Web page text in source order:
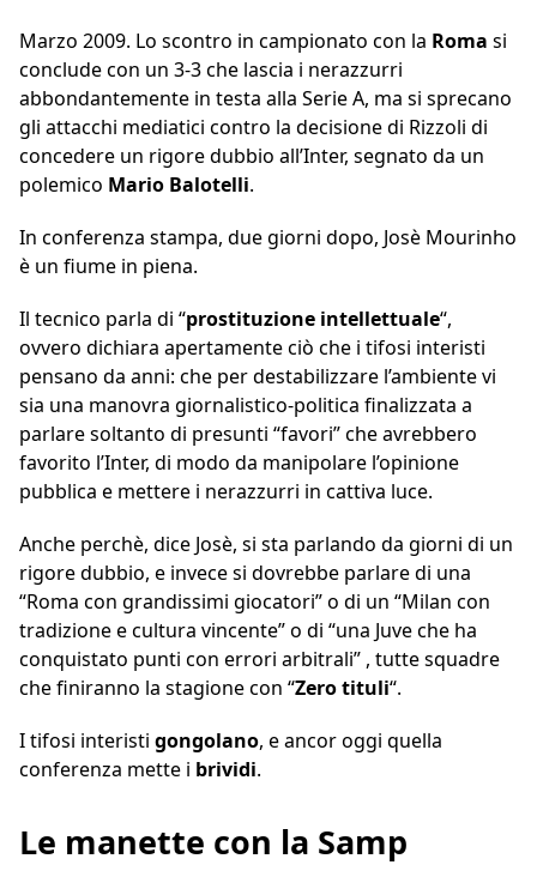
Marzo 2009. Lo scontro in campionato con la Roma si
conclude con un 3-3 che lascia i nerazzurri
abbondantemente in testa alla Serie A, ma si sprecano
gli attacchi mediatici contro la decisione di Rizzoli di
concedere un rigore dubbio all’Inter, segnato da un
polemico Mario Balotelli.
In conferenza stampa, due giorni dopo, Josè Mourinho
è un fiume in piena.
Il tecnico parla di “prostituzione intellettuale“,
ovvero dichiara apertamente ciò che i tifosi interisti
pensano da anni: che per destabilizzare l’ambiente vi
sia una manovra giornalistico-politica finalizzata a
parlare soltanto di presunti “favori” che avrebbero
favorito l’Inter, di modo da manipolare l’opinione
pubblica e mettere i nerazzurri in cattiva luce.
Anche perchè, dice Josè, si sta parlando da giorni di un
rigore dubbio, e invece si dovrebbe parlare di una
“Roma con grandissimi giocatori” o di un “Milan con
tradizione e cultura vincente” o di “una Juve che ha
conquistato punti con errori arbitrali” , tutte squadre
che finiranno la stagione con “Zero tituli“.
I tifosi interisti gongolano, e ancor oggi quella
conferenza mette i brividi.
Le manette con la Samp